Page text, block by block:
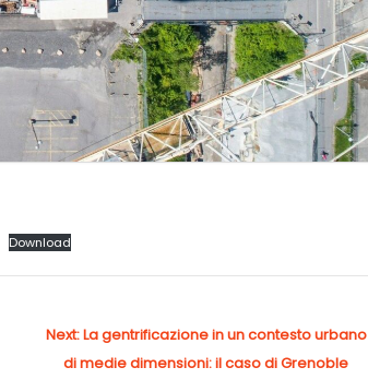
Download
Next:Next
post:
La gentrificazione in un contesto urbano
di medie dimensioni: il caso di Grenoble